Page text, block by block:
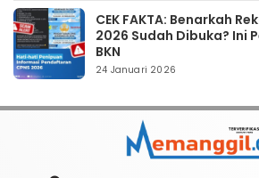
CEK FAKTA: Benarkah
2026 Sudah Dibuka? Ini
BKN
24 Januari 2026